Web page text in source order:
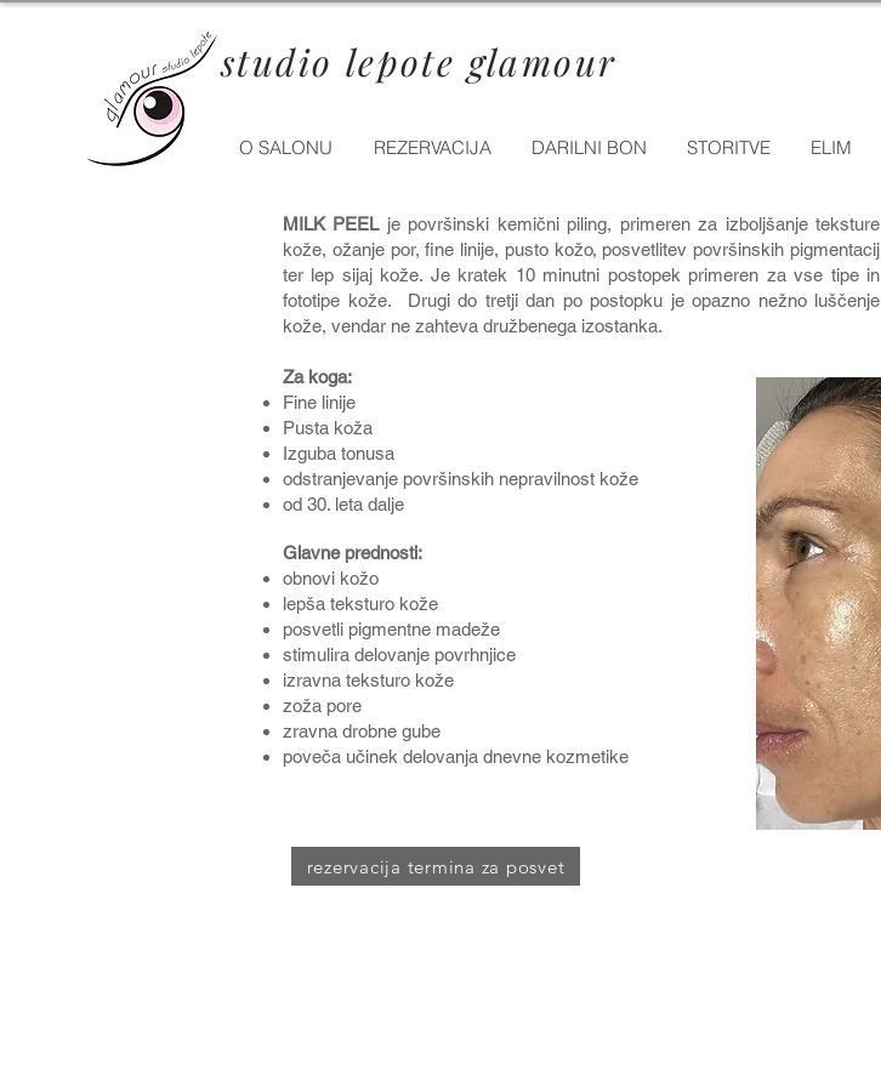
studio lepote glamour
O SALONU REZERVACIJA DARILNI BON STORITVE ELIM
MILK PEELje površinski kemični piling, primeren za izboljšanje teksture
kože, ožanje por, fine linije, pusto kožo, posvetlitev površinskih pigmentacij
ter lep sijaj kože. Je kratek 10 minutni postopek primeren za vse tipe in
fototipe kože. Drugi do tretji dan po postopku je opazno nežno luščenje
kože, vendar ne zahteva družbenega izostanka.
Za koga:
Fine linije
Pusta koža
Izguba tonusa
odstranjevanje površinskih nepravilnost kože
od 30. leta dalje
Glavne prednosti:
obnovi kožo
lepša teksturo kože
posvetli pigmentne madeže
stimulira delovanje povrhnjice
izravna teksturo kože
zoža pore
zravna drobne gube
poveča učinek delovanja dnevne kozmetike
rezervacija termina za posvet